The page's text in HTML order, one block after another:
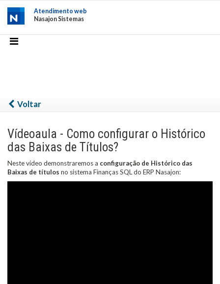
Atendimento web
Nasajon Sistemas
Voltar
Vídeoaula - Como configurar o Histórico
das Baixas de Títulos?
Neste vídeo demonstraremos a configuração de Histórico das
Baixas de títulos no sistema Finanças SQL do ERP Nasajon: